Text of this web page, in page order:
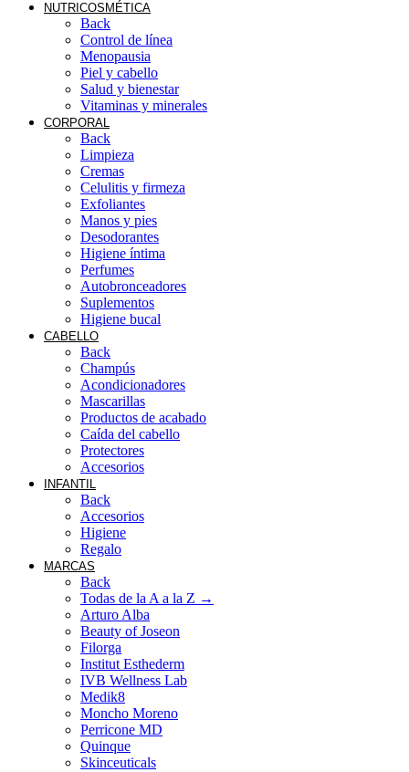
NUTRICOSMÉTICA
Back
Control de línea
Menopausia
Piel y cabello
Salud y bienestar
Vitaminas y minerales
CORPORAL
Back
Limpieza
Cremas
Celulitis y firmeza
Exfoliantes
Manos y pies
Desodorantes
Higiene íntima
Perfumes
Autobronceadores
Suplementos
Higiene bucal
CABELLO
Back
Champús
Acondicionadores
Mascarillas
Productos de acabado
Caída del cabello
Protectores
Accesorios
INFANTIL
Back
Accesorios
Higiene
Regalo
MARCAS
Back
Todas de la A a la Z →
Arturo Alba
Beauty of Joseon
Filorga
Institut Esthederm
IVB Wellness Lab
Medik8
Moncho Moreno
Perricone MD
Quinque
Skinceuticals